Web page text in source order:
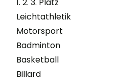
Leichtathletik
Motorsport
Badminton
Basketball
Billard